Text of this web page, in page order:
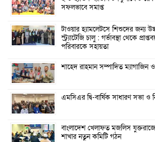
সফলভাবে সমাপ্ত
টাওয়ার হ্যামলেটসে শিশুদের জন্য
স্ট্র্যাটেজি চালু : গর্ভাবস্থা থেকে
পরিবারকে সহায়তা
শাহেদ রাহমান সম্পাদিত
এমসিএর দ্বি-বার্ষিক সাধারণ সভা ও
বাংলাদেশ খেলাফত মজলিস
শাখার নতুন কমিটি গঠন